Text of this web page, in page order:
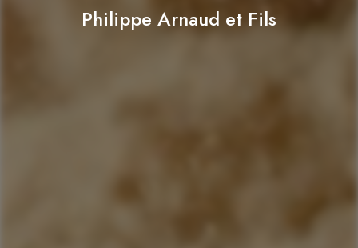
Philippe Arnaud et Fils